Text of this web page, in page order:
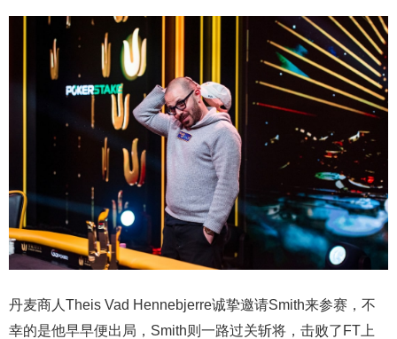
丹麦商人Theis Vad Hennebjerre诚挚邀请Smith来参赛，不
幸的是他早早便出局，Smith则一路过关斩将，击败了FT上